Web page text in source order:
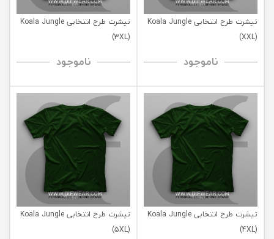
تیشرت طرح انتخابی Koala Jungle
(XXL)
ناموجود
تیشرت طرح انتخابی Koala Jungle
(3XL)
ناموجود
تیشرت طرح انتخابی Koala Jungle
(4XL)
تیشرت طرح انتخابی Koala Jungle
(5XL)